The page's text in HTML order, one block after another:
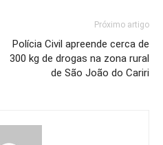
Próximo artigo
Polícia Civil apreende cerca de
300 kg de drogas na zona rural
de São João do Cariri